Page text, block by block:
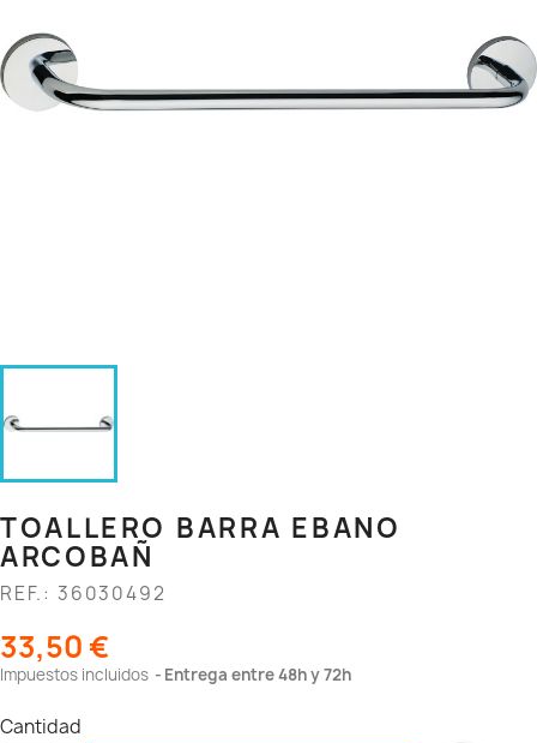
TOALLERO BARRA EBANO
ARCOBAÑ
REF.: 36030492
33,50 €
Impuestos incluidos Entrega entre 48h y 72h
Cantidad